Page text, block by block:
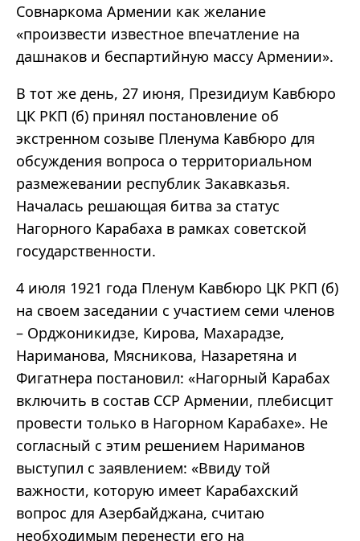
Совнаркома Армении как желание
«произвести известное впечатление на
дашнаков и беспартийную массу Армении».
В тот же день, 27 июня, Президиум Кавбюро
ЦК РКП (б) принял постановление об
экстренном созыве Пленума Кавбюро для
обсуждения вопроса о территориальном
размежевании республик Закавказья.
Началась решающая битва за статус
Нагорного Карабаха в рамках советской
государственности.
4 июля 1921 года Пленум Кавбюро ЦК РКП (б)
на своем заседании с участием семи членов
– Орджоникидзе, Кирова, Махарадзе,
Нариманова, Мясникова, Назаретяна и
Фигатнера постановил: «Нагорный Карабах
включить в состав ССР Армении, плебисцит
провести только в Нагорном Карабахе». Не
согласный с этим решением Нариманов
выступил с заявлением: «Ввиду той
важности, которую имеет Карабахский
вопрос для Азербайджана, считаю
необходимым перенести его на